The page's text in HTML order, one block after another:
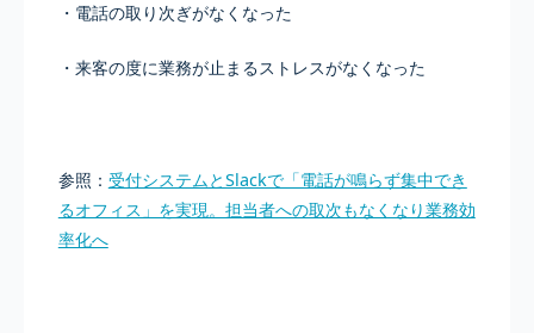
・電話の取り次ぎがなくなった
・来客の度に業務が止まるストレスがなくなった
参照： 受付システムとSlackで「電話が鳴らず集中でき
るオフィス」を実現。担当者への取次もなくなり業務効
率化へ